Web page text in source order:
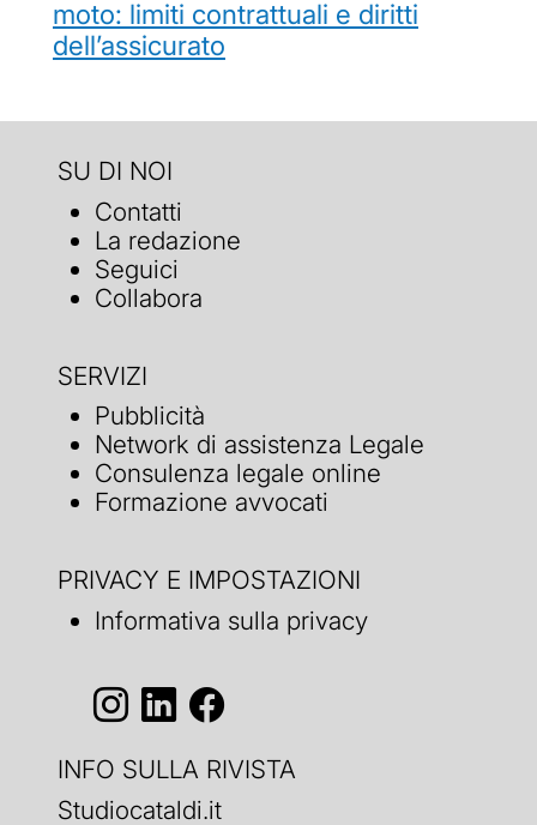
moto: limiti contrattuali e diritti
dell’assicurato
SU DI NOI
Contatti
La redazione
Seguici
Collabora
SERVIZI
Pubblicità
Network di assistenza Legale
Consulenza legale online
Formazione avvocati
PRIVACY E IMPOSTAZIONI
Informativa sulla privacy
INFO SULLA RIVISTA
Studiocataldi.it